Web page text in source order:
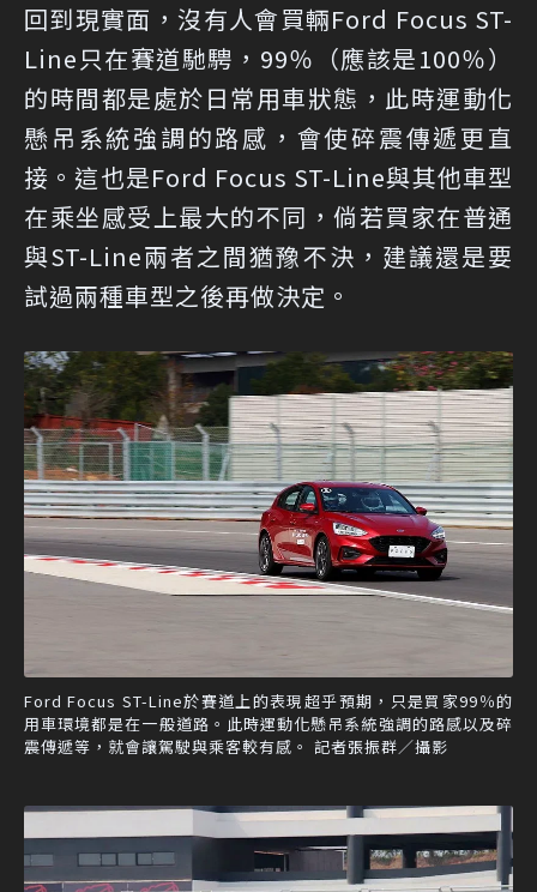
回到現實面，沒有人會買輛Ford Focus ST-
Line只在賽道馳騁，99％（應該是100％）
的時間都是處於日常用車狀態，此時運動化
懸吊系統強調的路感，會使碎震傳遞更直
接。這也是Ford Focus ST-Line與其他車型
在乘坐感受上最大的不同，倘若買家在普通
與ST-Line兩者之間猶豫不決，建議還是要
試過兩種車型之後再做決定。
Ford Focus ST-Line於賽道上的表現超乎預期，只是買家99％的
用車環境都是在一般道路。此時運動化懸吊系統強調的路感以及碎
震傳遞等，就會讓駕駛與乘客較有感。 記者張振群／攝影